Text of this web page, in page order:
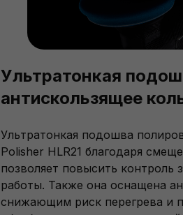
Ультратонкая
антискользящее
Ультратонкая подошва
Polisher HLR21 благодаря
позволяет повысить
работы. Также она оснащена
снижающим риск перегрева и